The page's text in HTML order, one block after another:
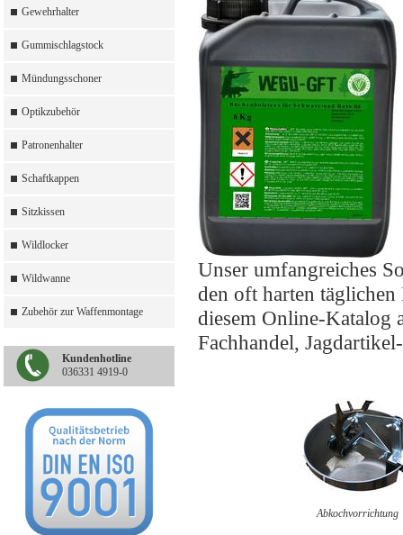
Gewehrhalter
Gummischlagstock
Mündungsschoner
Optikzubehör
Patronenhalter
Schaftkappen
Sitzkissen
Wildlocker
Wildwanne
Zubehör zur Waffenmontage
Kundenhotline
036331 4919-0
Unser umfangreiches
den oft harten
diesem Online-Katalog
Fachhandel,
Abkochvorrichtung